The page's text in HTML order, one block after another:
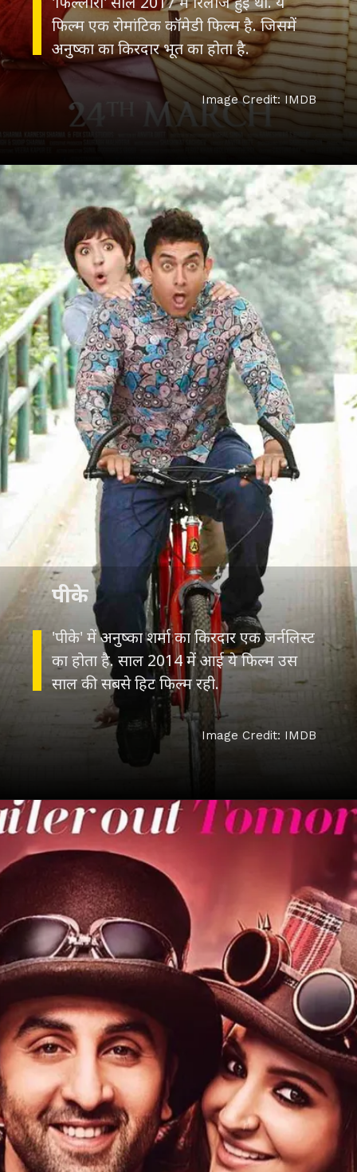
फिल्म एक रोमांटिक कॉमेडी फिल्म है. जिसमें
अनुष्का का किरदार भूत का होता है.
Image Credit: IMDB
'पीके' में अनुष्का शर्मा का किरदार एक जर्नलिस्ट
का होता है. साल 2014 में आई ये फिल्म उस
साल की सबसे हिट फिल्म रही.
पीके
Image Credit: IMDB